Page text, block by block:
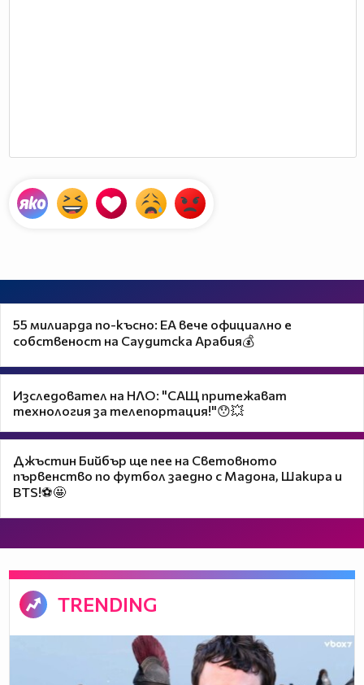
55 милиарда по-късно: EA вече официално е
собственост на Саудитска Арабия💰
Изследовател на НЛО: "САЩ притежават
технология за телепортация!"😯💥
Джъстин Бийбър ще пее на Световното
първенство по футбол заедно с Мадона, Шакира и
BTS!⚽🤩
TRENDING